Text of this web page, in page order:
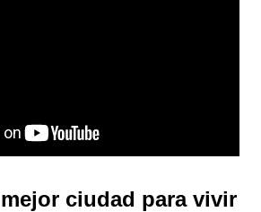
ciudad para vivir